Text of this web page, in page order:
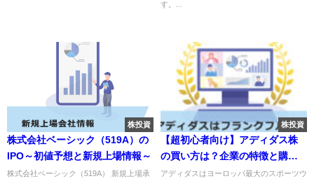
す。...
株投資
株式会社ベーシック（519A）の
IPO～初値予想と新規上場情報～
株式会社ベーシック（519A） 新規上場承
株投資
【超初心者向け】アディダス株
の買い方は？企業の特徴と購入
方法について解説
アディダスはヨーロッパ最大のスポーツウ